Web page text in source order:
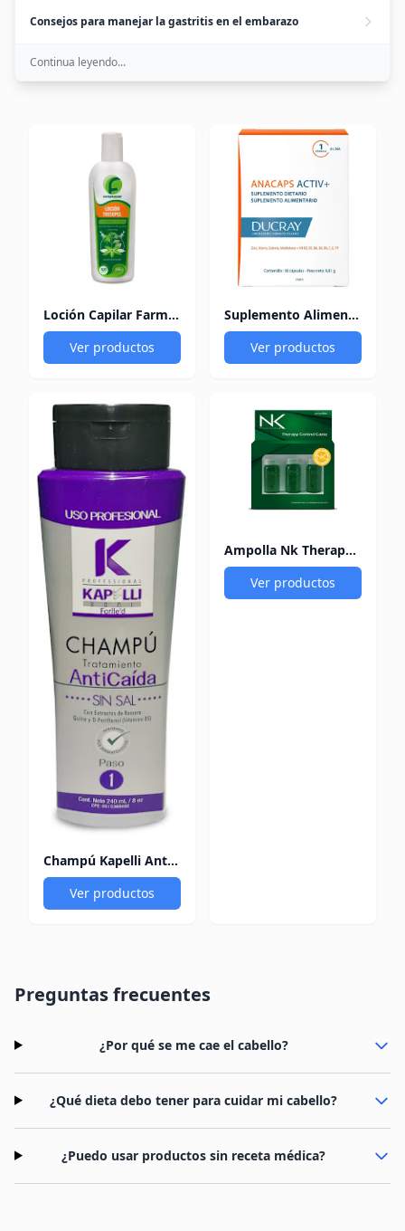
Consejos para manejar la gastritis en el embarazo
Continua leyendo...
Loción Capilar Farmagenik Tricopel Control Caída
Ver productos
Suplemento Alimenticio Ducray Anacaps x 30 Cápsulas
Ver productos
Champú Kapelli Anti Caída 240Ml
Ver productos
Ampolla Nk Therapy Control Caída 12Ml X3
Ver productos
Preguntas frecuentes
¿Por qué se me cae el cabello?
¿Qué dieta debo tener para cuidar mi cabello?
¿Puedo usar productos sin receta médica?